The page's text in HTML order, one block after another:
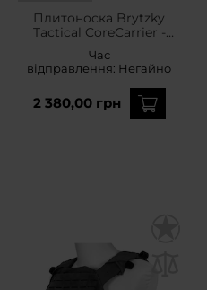
Плитоноска Brytzky
Tactical CoreCarrier -
Woodland
Час
відправлення: Негайно
2 380,00 грн